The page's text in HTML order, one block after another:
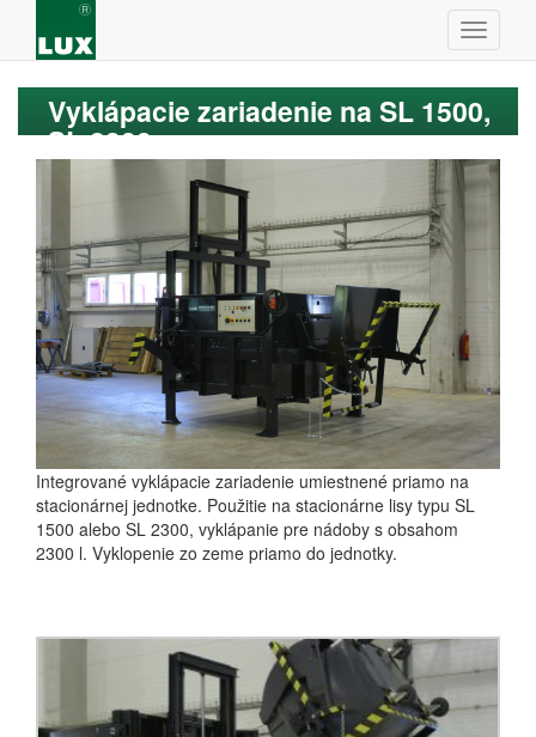
Vyklápacie zariadenie na SL 1500,
SL 2300
Integrované vyklápacie zariadenie umiestnené priamo na
stacionárnej jednotke. Použitie na stacionárne lisy typu SL
1500 alebo SL 2300, vyklápanie pre nádoby s obsahom
2300 l. Vyklopenie zo zeme priamo do jednotky.